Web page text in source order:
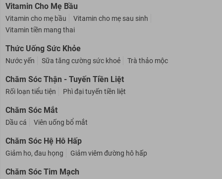
Vitamin Cho Mẹ Bầu
Vitamin cho mẹ bầu
Vitamin cho mẹ sau sinh
Vitamin tiền mang thai
Thức Uống Sức Khỏe
Nước yến Sữa tăng cường sức khoẻ Trà thảo mộc
Chăm Sóc Thận - Tuyến Tiền Liệt
Rối loạn tiểu tiện Phì đại tuyến tiền liệt
Chăm Sóc Mắt
Dầu cá Viên uống bổ mắt
Chăm Sóc Hệ Hô Hấp
Giảm ho, đau họng Giảm viêm đường hô hấp
Chăm Sóc Tim Mạch